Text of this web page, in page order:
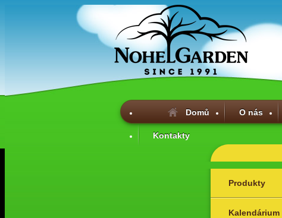
Domů O nás
Kontakty
Produkty
Kalendárium